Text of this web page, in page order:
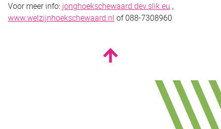
Voor meer info: jonghoekschewaard.dev.slik.eu ,
www.welzijnhoekschewaard.nl of 088-7308960